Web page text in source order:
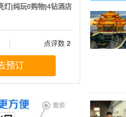
灯|纯玩0购物|4钻酒店
点评数 2
预订